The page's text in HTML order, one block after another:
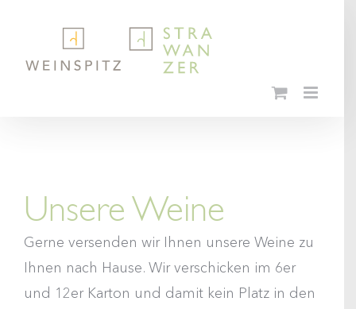
content
Unsere Weine
Gerne versenden wir Ihnen unsere Weine zu
Ihnen nach Hause. Wir verschicken im 6er
und 12er Karton und damit kein Platz in den